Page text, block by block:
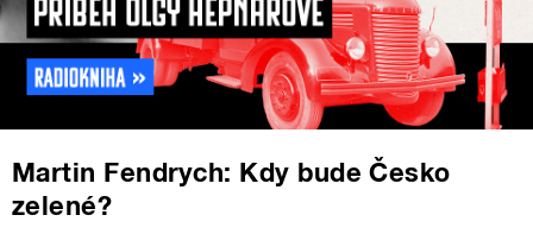
Martin Fendrych: Kdy bude Česko
zelené?